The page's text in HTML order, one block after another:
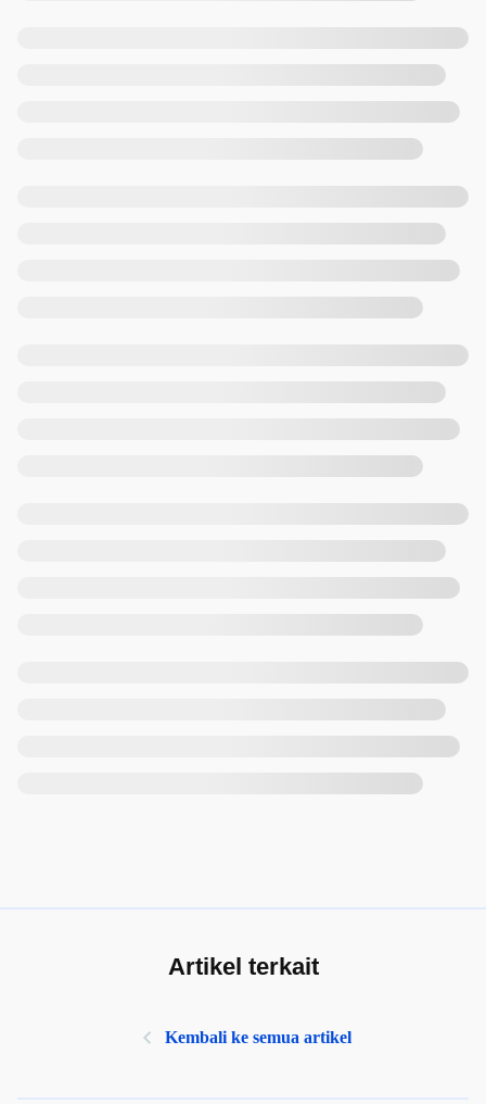
Artikel terkait
Kembali ke semua artikel